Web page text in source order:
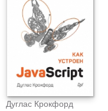
Дуглас Крокфорд